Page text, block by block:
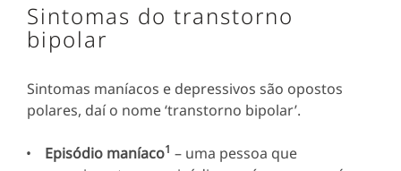
Sintomas do transtorno
bipolar
Sintomas maníacos e depressivos são opostos
polares, daí o nome ‘transtorno bipolar’.
Episódio maníaco1 – uma pessoa que